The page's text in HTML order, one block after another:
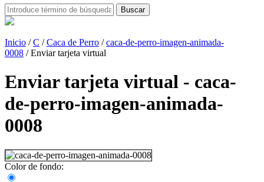
Buscar
Inicio /C /Caca de Perro /caca-de-perro-imagen-animada-
0008 / Enviar tarjeta virtual
Enviar tarjeta virtual - caca-
de-perro-imagen-animada-
0008
Color de fondo: